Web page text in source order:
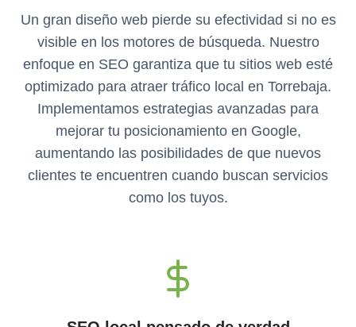
Un gran diseño web pierde su efectividad si no es
visible en los motores de búsqueda. Nuestro
enfoque en SEO garantiza que tu sitios web esté
optimizado para atraer tráfico local en Torrebaja.
Implementamos estrategias avanzadas para
mejorar tu posicionamiento en Google,
aumentando las posibilidades de que nuevos
clientes te encuentren cuando buscan servicios
como los tuyos.